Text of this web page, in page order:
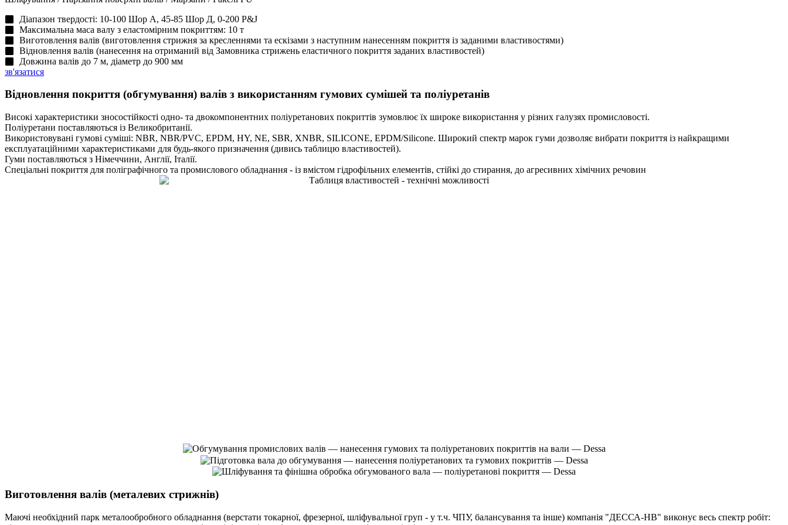
Діапазон твердості: 10-100 Шор А, 45-85 Шор Д, 0-200 P&J
Максимальна маса валу з еластомірним покриттям: 10 т
Виготовлення валів (виготовлення стрижня за кресленнями та ескізами з наступним нанесенням покриття із заданими властивостями)
Відновлення валів (нанесення на отриманий від Замовника стрижень еластичного покриття заданих властивостей)
Довжина валів до 7 м, діаметр до 900 мм
зв'язатися
Відновлення покриття (обгумування) валів з використанням гумових сумішей та поліуретанів
Високі характеристики зносостійкості одно- та двокомпонентних поліуретанових покриттів зумовлює їх широке використання у різних галузях промисловості.
Поліуретани поставляються із Великобританії.
Використовувані гумові суміші: NBR, NBR/PVC, EPDM, HY, NE, SBR, XNBR, SILICONE, EPDM/Silicone. Широкий спектр марок гуми дозволяє вибрати покриття із найкращими
експлуатаційними характеристиками для будь-якого призначення (дивись таблицю властивостей).
Гуми поставляються з Німеччини, Англії, Італії.
Спеціальні покриття для поліграфічного та промислового обладнання - із вмістом гідрофільних елементів, стійкі до стирання, до агресивних хімічних речовин
Виготовлення валів (металевих стрижнів)
Маючі необхідний парк металообробного обладнання (верстати токарної, фрезерної, шліфувальної груп - у т.ч. ЧПУ, балансування та інше) компанія "ДЕССА-НВ" виконує весь спектр робіт: